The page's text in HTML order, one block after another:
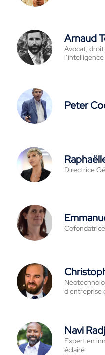
Arnaud
Avocat,
Peter
Directrice
d'entreprise
Navi
Expert en
éclairé